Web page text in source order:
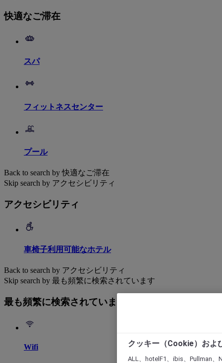
快適なご滞在
スパ
フィットネスセンター
プール
Back to search by 快適なご滞在
Skip search by アクセシビリティ
アクセシビリティ
車椅子利用可能なホテル
Back to search by アクセシビリティ
Skip search by 最も頻繁に検索されています
最も頻繁に検索されています
Wifi クッキー（Cookie）およ
ALL、hotelF1、ibis、Pullman